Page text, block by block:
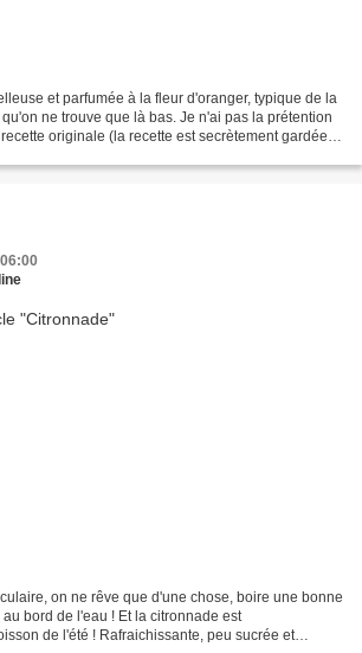
et parfumée à la fleur d'oranger, typique de la
ne trouve que là bas. Je n'ai pas la prétention
originale (la recette est secrètement gardée)
on ne rêve que d'une chose, boire une bonne
bord de l'eau ! Et la citronnade est
de l'été ! Rafraichissante, peu sucrée et